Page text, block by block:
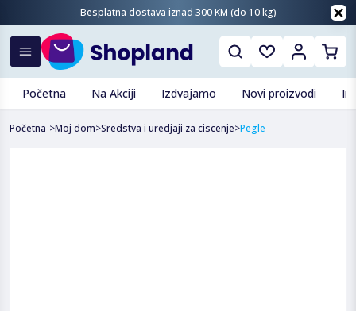
Besplatna dostava iznad 300 KM (do 10 kg)
Početna Na Akciji Izdvajamo Novi proizvodi
Početna >Moj dom>Sredstva i uredjaji za ciscenje>Pegle